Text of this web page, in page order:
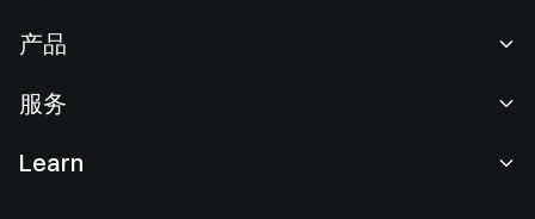
新闻中心
产品
现货交易
服务
Learn